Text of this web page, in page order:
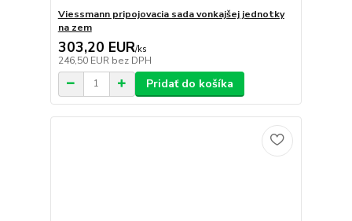
Viessmann pripojovacia sada vonkajšej jednotky
na zem
303,20 EUR/ks
246,50 EUR bez DPH
Pridať do košíka